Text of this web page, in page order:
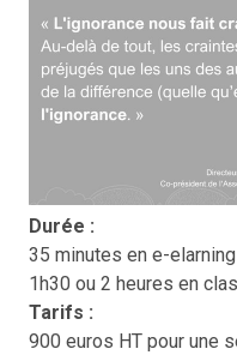
Durée :
35 minutes en e-elarning
1h30 ou 2 heures en
Tarifs :
900 euros HT pour une